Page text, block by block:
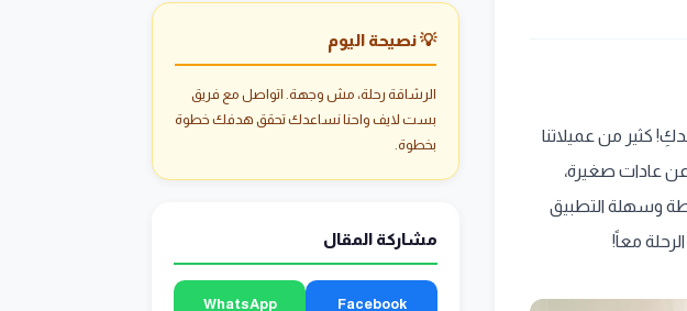
كثير من عميلاتنا
عادات صغيرة،
في هذا المقال، سنشارككِ 7 خطوات بسيطة وسهلة التطبيق
💡 نصيحة اليوم
الرشاقة رحلة، مش وجهة. اتواصل مع فريق
بست لايف واحنا نساعدك تحقق هدفك خطوة
بخطوة.
مشاركة المقال
Facebook
WhatsApp